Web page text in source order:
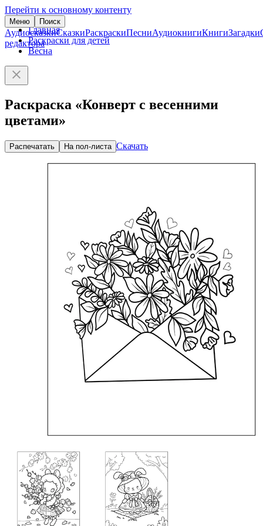
Перейти к основному контенту
Меню Поиск
АудиосказкиСказкиРаскраскиПесниАудиокнигиКнигиЗагадки
редактора
Главная
Раскраски для детей
Весна
Раскраска «Конверт с весенними
цветами»
Распечатать На пол-листа Скачать